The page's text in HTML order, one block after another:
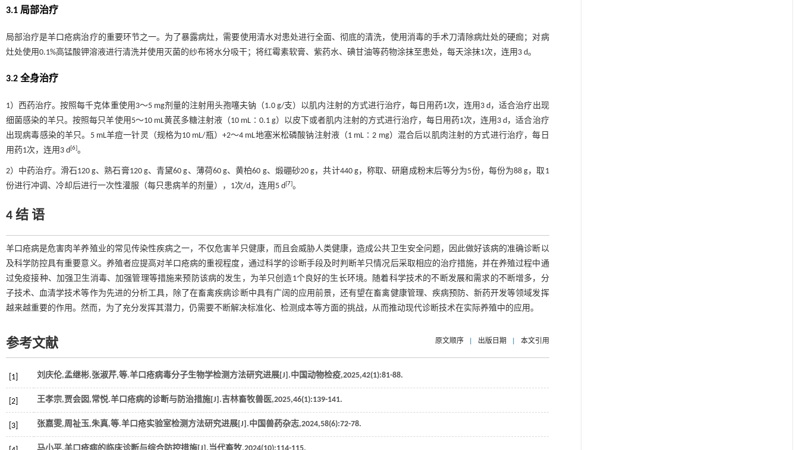
3.1 局部治疗
局部治疗是羊口疮病治疗的重要环节之一。为了暴露病灶，需要使用清水对患处进行全面、彻底的清洗，使用消毒的手术刀清除病灶处的硬痂；对病
灶处使用0.1%高锰酸钾溶液进行清洗并使用灭菌的纱布将水分吸干；将红霉素软膏、紫药水、碘甘油等药物涂抹至患处，每天涂抹1次，连用3 d。
3.2 全身治疗
1）西药治疗。按照每千克体重使用3～5 mg剂量的注射用头孢噻夫钠（1.0 g/支）以肌内注射的方式进行治疗，每日用药1次，连用3 d，适合治疗出现
细菌感染的羊只。按照每只羊使用5～10 mL黄芪多糖注射液（10 mL∶0.1 g）以皮下或者肌内注射的方式进行治疗，每日用药1次，连用3 d，适合治疗
出现病毒感染的羊只。5 mL羊痘一针灵（规格为10 mL/瓶）+2～4 mL地塞米松磷酸钠注射液（1 mL∶2 mg）混合后以肌肉注射的方式进行治疗，每日
用药1次，连用3 d[6]。
2）中药治疗。滑石120 g、熟石膏120 g、青黛60 g、薄荷60 g、黄柏60 g、煅硼砂20 g，共计440 g，称取、研磨成粉末后等分为5份，每份为88 g，取1
份进行冲调、冷却后进行一次性灌服（每只患病羊的剂量），1次/d，连用5 d[7]。
4 结 语
羊口疮病是危害肉羊养殖业的常见传染性疾病之一，不仅危害羊只健康，而且会威胁人类健康，造成公共卫生安全问题，因此做好该病的准确诊断以
及科学防控具有重要意义。养殖者应提高对羊口疮病的重视程度，通过科学的诊断手段及时判断羊只情况后采取相应的治疗措施，并在养殖过程中通
过免疫接种、加强卫生消毒、加强管理等措施来预防该病的发生，为羊只创造1个良好的生长环境。随着科学技术的不断发展和需求的不断增多，分
子技术、血清学技术等作为先进的分析工具，除了在畜禽疾病诊断中具有广阔的应用前景，还有望在畜禽健康管理、疾病预防、新药开发等领域发挥
越来越重要的作用。然而，为了充分发挥其潜力，仍需要不断解决标准化、检测成本等方面的挑战，从而推动现代诊断技术在实际养殖中的应用。
参考文献 原文顺序 出版日期 本文引用
[1] 刘庆伦,孟继彬,张淑芹,等.羊口疮病毒分子生物学检测方法研究进展[J].中国动物检疫,2025,42(1):81-88.
[2] 王孝宗,贾会囡,常悦.羊口疮病的诊断与防治措施[J].吉林畜牧兽医,2025,46(1):139-141.
[3] 张嘉雯,周祉玉,朱真,等.羊口疮实验室检测方法研究进展[J].中国兽药杂志,2024,58(6):72-78.